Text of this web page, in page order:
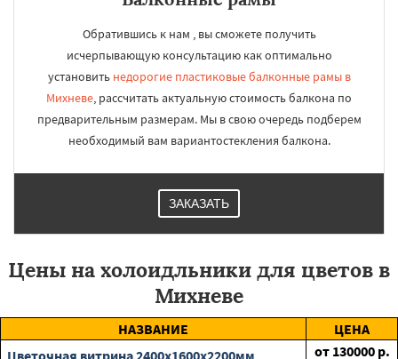
Обратившись к нам , вы сможете получить
исчерпывающую консультацию как оптимально
установить недорогие пластиковые балконные рамы в
Михневе, рассчитать актуальную стоимость балкона по
предварительным размерам. Мы в свою очередь подберем
необходимый вам вариантостекления балкона.
ЗАКАЗАТЬ
Цены на холоидльники для цветов в
Михневе
НАЗВАНИЕ
ЦЕНА
Цветочная витрина 2400х1600х2200мм
от 130000 р.